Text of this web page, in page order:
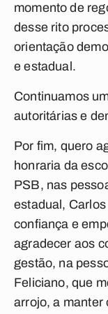
momento de
desse rito
orientação
e estadual.
Continuamos
autoritárias e
Por fim, quero
honraria da
PSB, nas
estadual,
confiança e
agradecer aos
gestão, na
Feliciano, que
arrojo, a manter